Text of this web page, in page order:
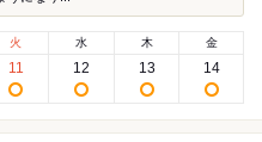
火
11
水
12
木
13
金
14